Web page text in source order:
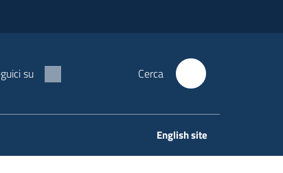
su Cerca
English site